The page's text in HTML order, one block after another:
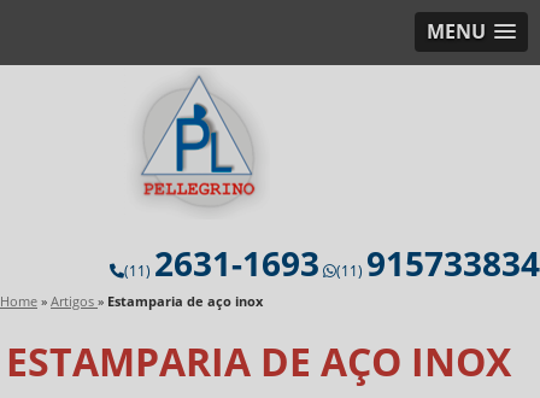
MENU
(11) 2631-1693 (11) 915733834
Home » Artigos » Estamparia de aço inox
ESTAMPARIA DE AÇO INOX